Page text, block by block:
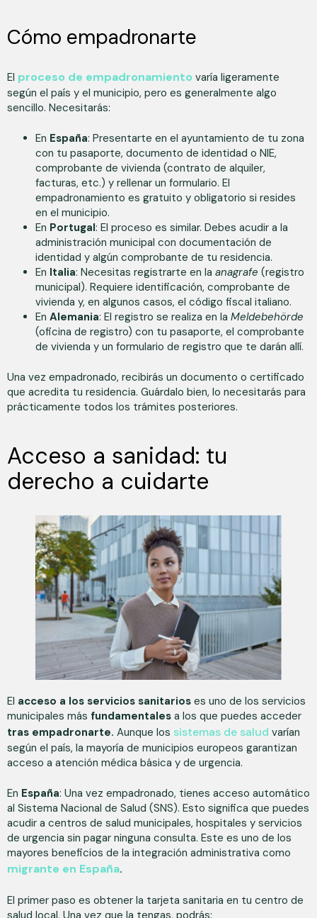
Cómo empadronarte
El proceso de empadronamiento varía ligeramente
según el país y el municipio, pero es generalmente algo
sencillo. Necesitarás:
En España: Presentarte en el ayuntamiento de tu zona
con tu pasaporte, documento de identidad o NIE,
comprobante de vivienda (contrato de alquiler,
facturas, etc.) y rellenar un formulario. El
empadronamiento es gratuito y obligatorio si resides
en el municipio.
En Portugal: El proceso es similar. Debes acudir a la
administración municipal con documentación de
identidad y algún comprobante de tu residencia.
En Italia: Necesitas registrarte en la anagrafe (registro
municipal). Requiere identificación, comprobante de
vivienda y, en algunos casos, el código fiscal italiano.
En Alemania: El registro se realiza en la Meldebehörde
(oficina de registro) con tu pasaporte, el comprobante
de vivienda y un formulario de registro que te darán allí.
Una vez empadronado, recibirás un documento o certificado
que acredita tu residencia. Guárdalo bien, lo necesitarás para
prácticamente todos los trámites posteriores.
Acceso a sanidad: tu
derecho a cuidarte
El acceso a los servicios sanitarios es uno de los servicios
municipales más fundamentales a los que puedes acceder
tras empadronarte. Aunque los sistemas de salud varían
según el país, la mayoría de municipios europeos garantizan
acceso a atención médica básica y de urgencia.
En España: Una vez empadronado, tienes acceso automático
al Sistema Nacional de Salud (SNS). Esto significa que puedes
acudir a centros de salud municipales, hospitales y servicios
de urgencia sin pagar ninguna consulta. Este es uno de los
mayores beneficios de la integración administrativa como
migrante en España.
El primer paso es obtener la tarjeta sanitaria en tu centro de